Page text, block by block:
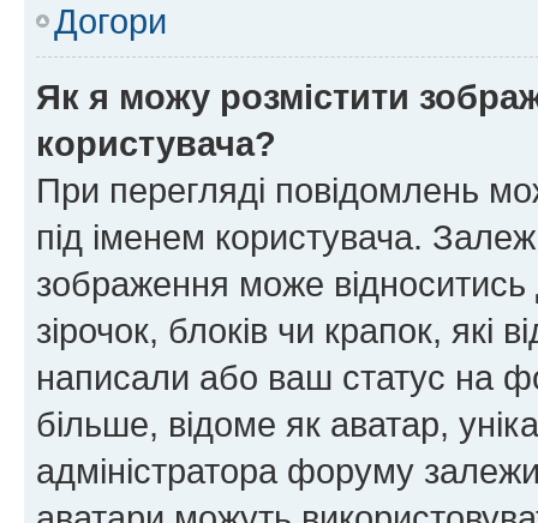
Догори
Як я можу розмістити
користувача?
При перегляді повідомлень
під іменем користувача.
зображення може відноситись
зірочок, блоків чи крапок, які
написали або ваш статус на
більше, відоме як аватар,
адміністратора форуму